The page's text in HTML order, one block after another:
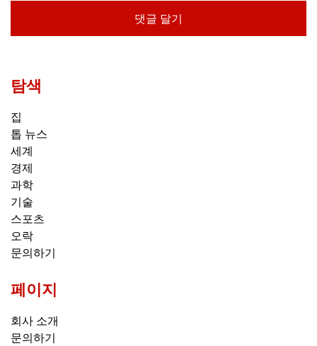
탐색
집
톱 뉴스
세계
경제
과학
기술
스포츠
오락
문의하기
페이지
회사 소개
문의하기